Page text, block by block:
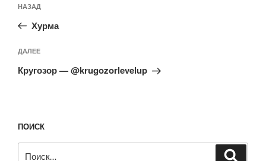
по
записям
Предыдущая
запись:
НАЗАД
Хурма
Следующая
запись
ДАЛЕЕ
Кругозор — @krugozorlevelup
ПОИСК